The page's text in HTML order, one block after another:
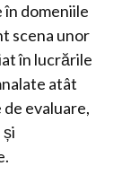
domeniile
scena unor
în lucrările
atât
evaluare,